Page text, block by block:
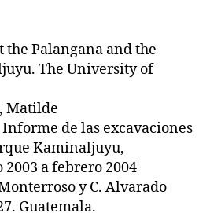
the Palangana and the
The University of
Matilde
de las excavaciones
Kaminaljuyu,
a febrero 2004
y C. Alvarado
Guatemala.